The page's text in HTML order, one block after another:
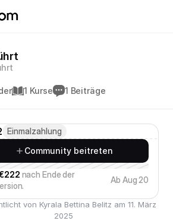
1 Kurse 1 Beiträge
Einmalzahlung
Community beitreten
nach Ende der
Ab Aug 20
von Kyrala Bettina Belitz am 11. März
2025